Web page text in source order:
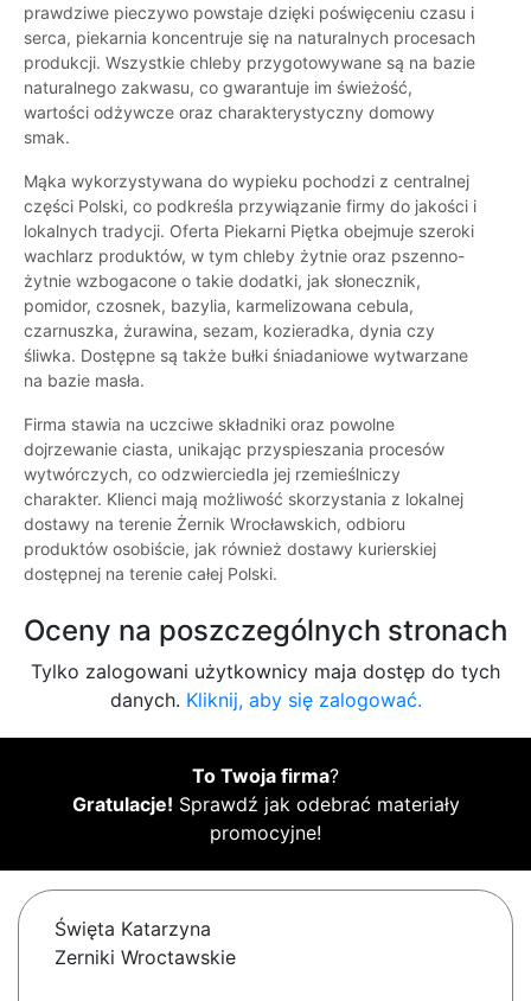
prawdziwe pieczywo powstaje dzięki poświęceniu czasu i
serca, piekarnia koncentruje się na naturalnych procesach
produkcji. Wszystkie chleby przygotowywane są na bazie
naturalnego zakwasu, co gwarantuje im świeżość,
wartości odżywcze oraz charakterystyczny domowy
smak.
Mąka wykorzystywana do wypieku pochodzi z centralnej
części Polski, co podkreśla przywiązanie firmy do jakości i
lokalnych tradycji. Oferta Piekarni Piętka obejmuje szeroki
wachlarz produktów, w tym chleby żytnie oraz pszenno-
żytnie wzbogacone o takie dodatki, jak słonecznik,
pomidor, czosnek, bazylia, karmelizowana cebula,
czarnuszka, żurawina, sezam, kozieradka, dynia czy
śliwka. Dostępne są także bułki śniadaniowe wytwarzane
na bazie masła.
Firma stawia na uczciwe składniki oraz powolne
dojrzewanie ciasta, unikając przyspieszania procesów
wytwórczych, co odzwierciedla jej rzemieślniczy
charakter. Klienci mają możliwość skorzystania z lokalnej
dostawy na terenie Żernik Wrocławskich, odbioru
produktów osobiście, jak również dostawy kurierskiej
dostępnej na terenie całej Polski.
Oceny na poszczególnych stronach
Tylko zalogowani użytkownicy maja dostęp do tych
danych. Kliknij, aby się zalogować.
To Twoja firma?
Gratulacje! Sprawdź jak odebrać materiały
promocyjne!
Święta Katarzyna
Zerniki Wroctawskie